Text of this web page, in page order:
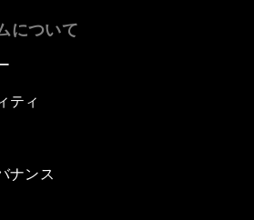
について
ティ
ナンス